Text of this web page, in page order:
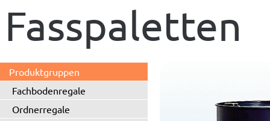
Fasspaletten
Produktgruppen
Fachbodenregale
Ordnerregale